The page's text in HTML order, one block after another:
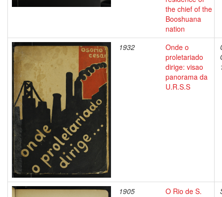
the chief of the
Booshuana
nation
1932
Onde o
proletariado
dirige: visao
panorama da
U.R.S.S
1905
O Rio de S.